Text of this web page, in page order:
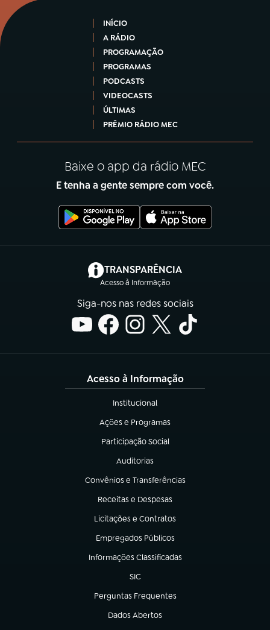
INÍCIO
A RÁDIO
PROGRAMAÇÃO
PROGRAMAS
PODCASTS
VIDEOCASTS
ÚLTIMAS
PRÊMIO RÁDIO MEC
Baixe o app da rádio MEC
E tenha a gente sempre com você.
TRANSPARÊNCIA
Acesso à Informação
(abre em nova aba)
Siga-nos nas redes sociais
Acesso à Informação
Institucional
(abre em nova aba)
Ações e Programas
(abre em nova aba)
Participação Social
(abre em nova aba)
Auditorias
(abre em nova aba)
Convênios e Transferências
(abre em nova aba)
Receitas e Despesas
(abre em nova aba)
Licitações e Contratos
(abre em nova aba)
Empregados Públicos
(abre em nova aba)
Informações Classificadas
(abre em nova aba)
SIC
(abre em nova aba)
Perguntas Frequentes
(abre em nova aba)
Dados Abertos
(abre em nova aba)